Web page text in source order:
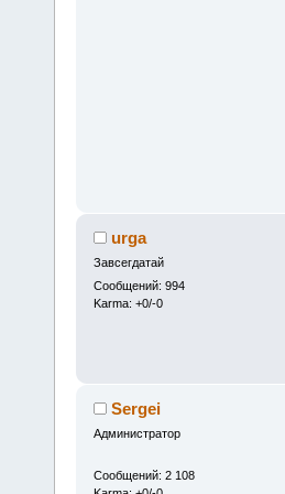
urga
Завсегдатай
Сообщений: 994
Karma: +0/-0
Sergei
Администратор
Сообщений: 2 108